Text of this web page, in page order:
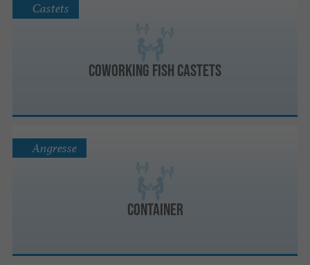
COWORKING FISH CASTETS
Castets
Container
Angresse